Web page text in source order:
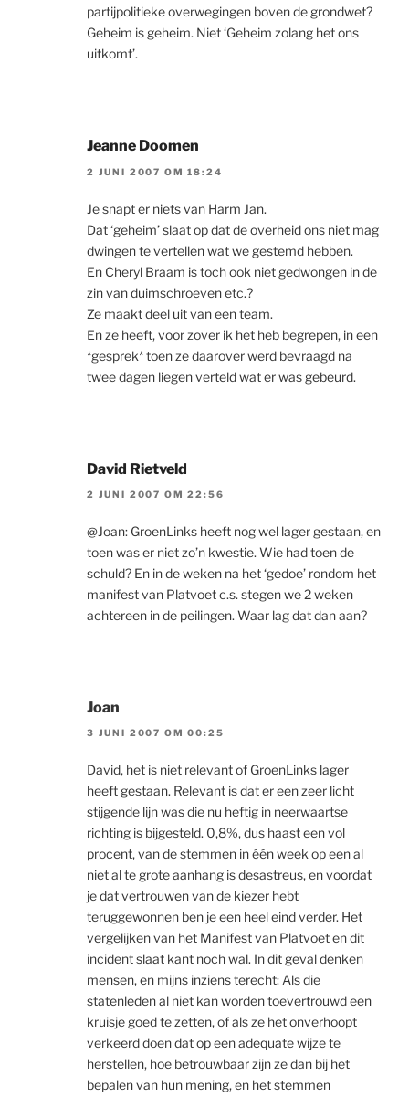
partijpolitieke overwegingen boven de grondwet?
Geheim is geheim. Niet ‘Geheim zolang het ons
uitkomt’.
Jeanne Doomen
2 JUNI 2007 OM 18:24
Je snapt er niets van Harm Jan.
Dat ‘geheim’ slaat op dat de overheid ons niet mag
dwingen te vertellen wat we gestemd hebben.
En Cheryl Braam is toch ook niet gedwongen in de
zin van duimschroeven etc.?
Ze maakt deel uit van een team.
En ze heeft, voor zover ik het heb begrepen, in een
*gesprek* toen ze daarover werd bevraagd na
twee dagen liegen verteld wat er was gebeurd.
David Rietveld
2 JUNI 2007 OM 22:56
@Joan: GroenLinks heeft nog wel lager gestaan, en
toen was er niet zo’n kwestie. Wie had toen de
schuld? En in de weken na het ‘gedoe’ rondom het
manifest van Platvoet c.s. stegen we 2 weken
achtereen in de peilingen. Waar lag dat dan aan?
Joan
3 JUNI 2007 OM 00:25
David, het is niet relevant of GroenLinks lager
heeft gestaan. Relevant is dat er een zeer licht
stijgende lijn was die nu heftig in neerwaartse
richting is bijgesteld. 0,8%, dus haast een vol
procent, van de stemmen in één week op een al
niet al te grote aanhang is desastreus, en voordat
je dat vertrouwen van de kiezer hebt
teruggewonnen ben je een heel eind verder. Het
vergelijken van het Manifest van Platvoet en dit
incident slaat kant noch wal. In dit geval denken
mensen, en mijns inziens terecht: Als die
statenleden al niet kan worden toevertrouwd een
kruisje goed te zetten, of als ze het onverhoopt
verkeerd doen dat op een adequate wijze te
herstellen, hoe betrouwbaar zijn ze dan bij het
bepalen van hun mening, en het stemmen